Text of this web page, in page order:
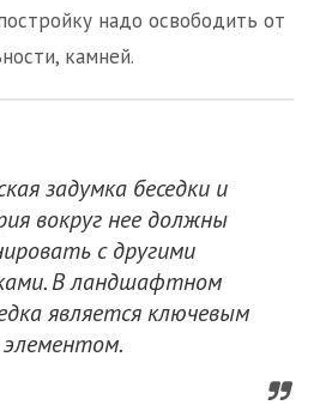
надо освободить от
камней.
задумка беседки и
вокруг нее должны
с другими
В ландшафтном
является ключевым
элементом.